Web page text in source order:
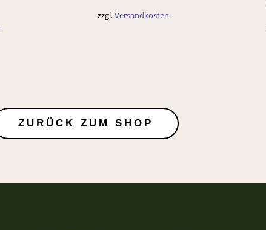
zzgl.Versandkosten
ZURÜCK ZUM SHOP